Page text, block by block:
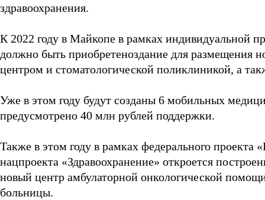
здравоохранения.
К 2022 году в Майкопе в рамках индивидуальной
должно быть приобретеноздание для размещения
центром и стоматологической поликлиникой, а
Уже в этом году будут созданы 6 мобильных
предусмотрено 40 млн рублей поддержки.
Также в этом году в рамках федерального проекта
нацпроекта «Здравоохранение» откроется
новый центр амбулаторной онкологической
больницы.